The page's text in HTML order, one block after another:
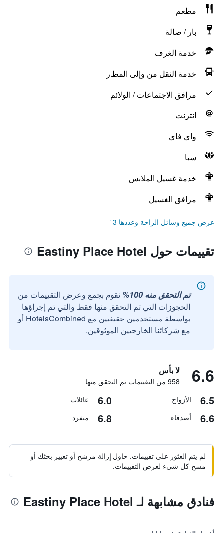
مطعم
بار / صالة
خدمة الغرف
خدمة النقل من وإلى المطار
مرافق الاجتماعات / الولائم
انترنت
واي فاي
سبا
خدمة غسيل الملابس
مرافق الغسيل
عرض جميع وسائل الراحة وعددها 13
تقييمات حول Eastiny Place Hotel
تم التحقق منه 100%
نقوم بجمع وعرض التقييمات من
الحجوزات التي تم التحقق منها فقط والتي تم إجراؤها
بواسطة مستخدمين حقيقيين مع HotelsCombined أو
مع شركائنا الخارجيين الموثوقين.
6.6 لا بأس
958 من التقييمات تم التحقق منها
6.5 الأزواج 6.0 عائلات
6.6 أصدقاء 6.8 منفرد
لم يتم العثور على تقييمات. حاول إزالة مرشح أو تغيير بحثك أو
مسح كل شيء لعرض التقييمات.
فنادق مشابهة لـ Eastiny Place Hotel